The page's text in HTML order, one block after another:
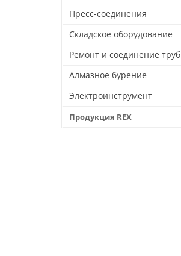
Пресс-соединения
Складское оборудование
Ремонт и соединение труб
Алмазное бурение
Электроинструмент
Продукция REX